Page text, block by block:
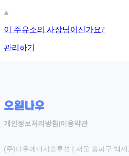
이 주유소의 사장님이신가요?
관리하기
개인정보처리방침 |이용약관
(주)나우에너지솔루션 | 서울 송파구 백